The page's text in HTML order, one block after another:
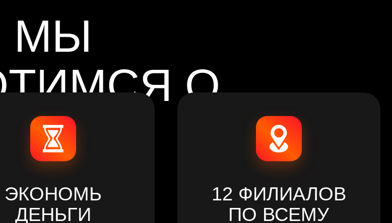
клубах доступны
всем
12 ФИЛИАЛОВ
ПО ВСЕМУ
Тренируйся, возле дома, работы, учебы